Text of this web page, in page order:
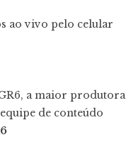
ao vivo pelo celular
a maior produtora
de conteúdo